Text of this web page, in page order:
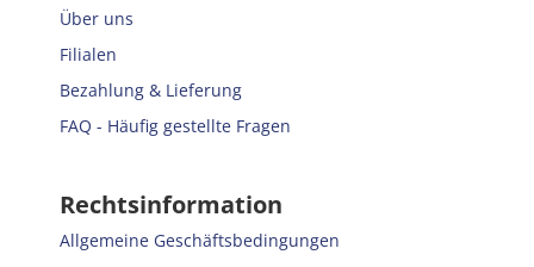
Über uns
Filialen
Bezahlung & Lieferung
FAQ - Häufig gestellte Fragen
Rechtsinformation
Allgemeine Geschäftsbedingungen